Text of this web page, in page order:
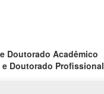
Doutorado Acadêmico
Doutorado Profissional